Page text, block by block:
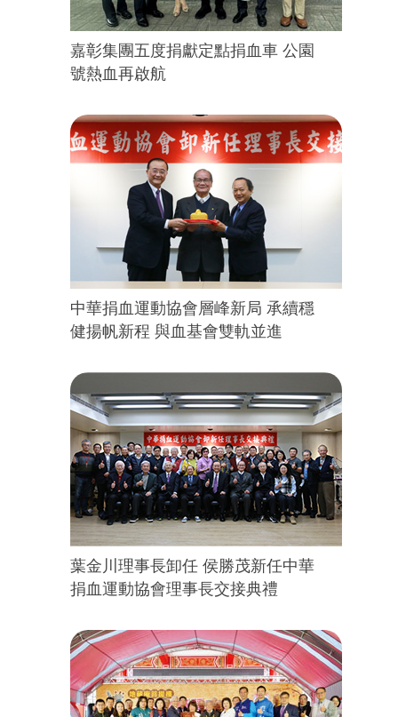
嘉彰集團五度捐獻定點捐血車 公園
號熱血再啟航
中華捐血運動協會層峰新局 承續穩
健揚帆新程 與血基會雙軌並進
葉金川理事長卸任 侯勝茂新任中華
捐血運動協會理事長交接典禮